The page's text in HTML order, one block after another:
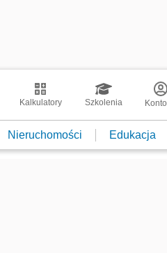
Kalkulatory Szkolenia Konto
Nieruchomości Edukacja